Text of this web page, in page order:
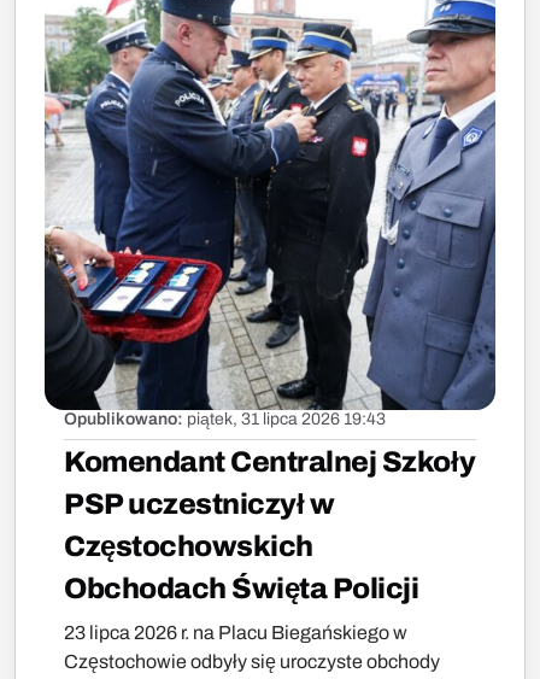
Opublikowano: piątek, 31 lipca 2026 19:43
Komendant Centralnej Szkoły
PSP uczestniczył w
Częstochowskich
Obchodach Święta Policji
23 lipca 2026 r. na Placu Biegańskiego w
Częstochowie odbyły się uroczyste obchody